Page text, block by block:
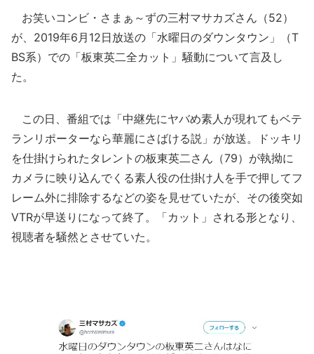
お笑いコンビ・さまぁ～ずの三村マサカズさん（52）
が、2019年6月12日放送の「水曜日のダウンタウン」（T
BS系）での「板東英二全カット」騒動について言及し
た。
この日、番組では「中継先にヤバめ素人が現れてもベテ
ランリポーターなら華麗にさばける説」が放送。ドッキリ
を仕掛けられたタレントの板東英二さん（79）が執拗に
カメラに映り込んでくる素人役の仕掛け人を手で押してフ
レーム外に排除するなどの姿を見せていたが、その後突如
VTRが早送りになって終了。「カット」される形となり、
視聴者を騒然とさせていた。